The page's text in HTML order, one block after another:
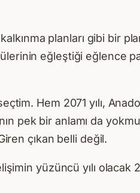
planları gibi bir
eğleştiği eğlence
Hem 2071 yılı,
pek bir anlamı da
çıkan belli değil.
yüzüncü yılı olacak